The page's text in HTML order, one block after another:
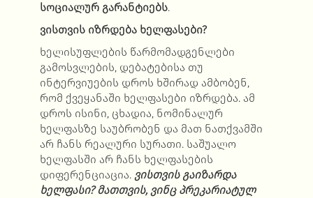
სოციალურ გარანტიებს.
ვისთვის იზრდება ხელფასები?
ხელისუფლების წარმომადგენლები
გამოსვლების, დებატებისა თუ
ინტერვიუების დროს ხშირად ამბობენ,
რომ ქვეყანაში ხელფასები იზრდება. ამ
დროს ისინი, ცხადია, ნომინალურ
ხელფასზე საუბრობენ და მათ ნათქვამში
არ ჩანს რეალური სურათი. საშუალო
ხელფასში არ ჩანს ხელფასების
დიფერენციაცია. ვისთვის გაიზარდა
ხელფასი? მათთვის, ვინც პრეკარიატულ